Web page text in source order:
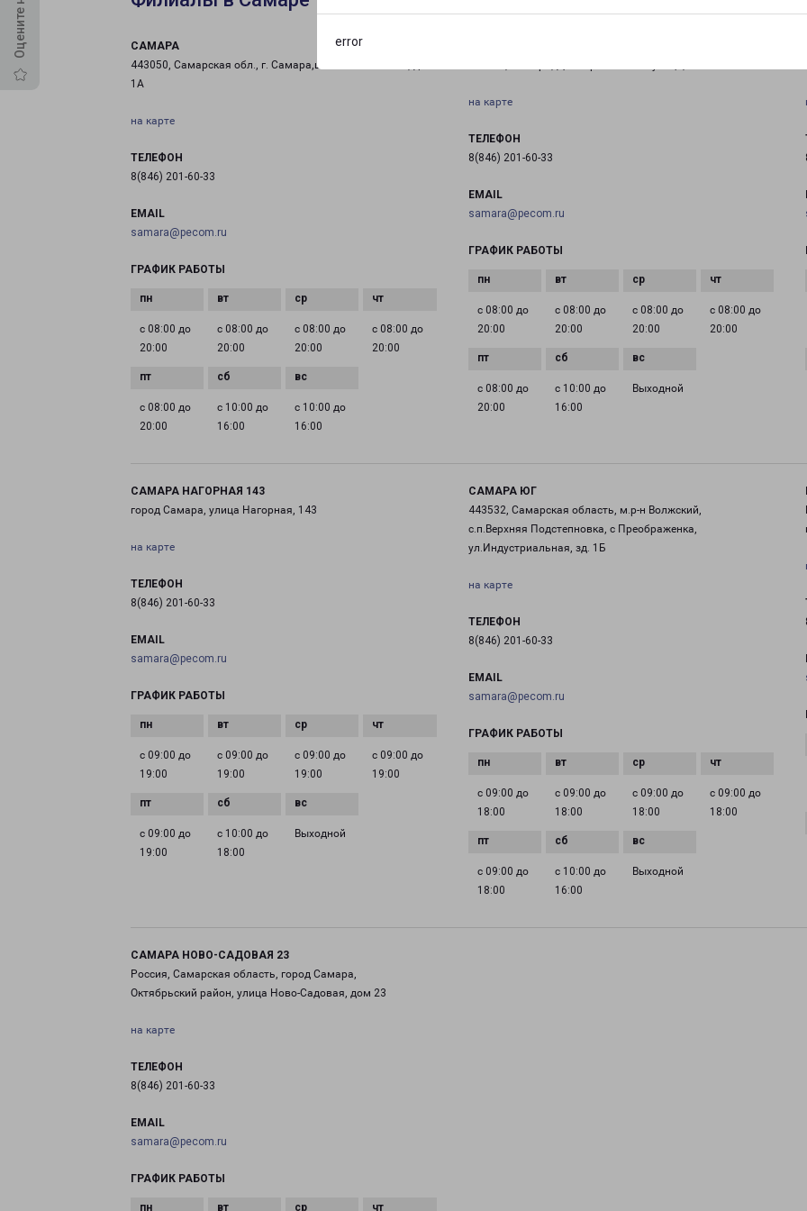
error
САМАРА
443050, Самарская обл., г. Самара,ш. Смышляевское, д.
1А
на карте
ТЕЛЕФОН
8(846) 201-60-33
EMAIL
samara@pecom.ru
ГРАФИК РАБОТЫ
с 08:00 до
20:00
с 08:00 до
20:00
с 08:00 до
20:00
с 08:00 до
20:00
с 08:00 до
20:00
с 10:00 до
16:00
с 10:00 до
16:00
на карте
ТЕЛЕФОН
8(846) 201-60-33
EMAIL
samara@pecom.ru
ГРАФИК РАБОТЫ
с 08:00 до
20:00
с 08:00 до
20:00
с 08:00 до
20:00
с 08:00 до
20:00
с 08:00 до
20:00
с 10:00 до
16:00
Выходной
САМАРА НАГОРНАЯ 143
город Самара, улица Нагорная, 143
на карте
ТЕЛЕФОН
8(846) 201-60-33
EMAIL
samara@pecom.ru
ГРАФИК РАБОТЫ
с 09:00 до
19:00
с 09:00 до
19:00
с 09:00 до
19:00
с 09:00 до
19:00
с 09:00 до
19:00
с 10:00 до
18:00
Выходной
САМАРА ЮГ
443532, Самарская область, м.р-н Волжский,
с.п.Верхняя Подстепновка, с Преображенка,
ул.Индустриальная, зд. 1Б
на карте
ТЕЛЕФОН
8(846) 201-60-33
EMAIL
samara@pecom.ru
ГРАФИК РАБОТЫ
с 09:00 до
18:00
с 09:00 до
18:00
с 09:00 до
18:00
с 09:00 до
18:00
с 09:00 до
18:00
с 10:00 до
16:00
Выходной
САМАРА НОВО-САДОВАЯ 23
Россия, Самарская область, город Самара,
Октябрьский район, улица Ново-Садовая, дом 23
на карте
ТЕЛЕФОН
8(846) 201-60-33
EMAIL
samara@pecom.ru
ГРАФИК РАБОТЫ